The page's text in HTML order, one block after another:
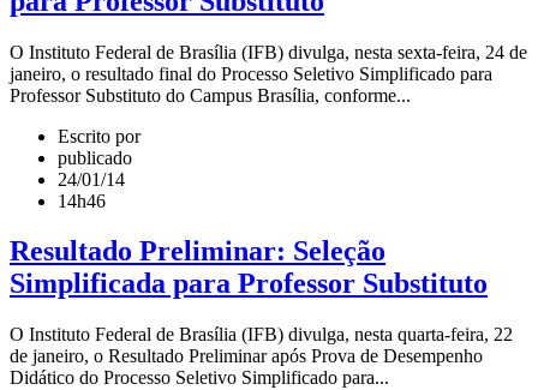
O Instituto Federal de Brasília (IFB) divulga, nesta sexta-feira, 24 de
janeiro, o resultado final do Processo Seletivo Simplificado para
Professor Substituto do Campus Brasília, conforme...
Escrito por
publicado
24/01/14
14h46
Resultado Preliminar: Seleção
Simplificada para Professor Substituto
O Instituto Federal de Brasília (IFB) divulga, nesta quarta-feira, 22
de janeiro, o Resultado Preliminar após Prova de Desempenho
Didático do Processo Seletivo Simplificado para...